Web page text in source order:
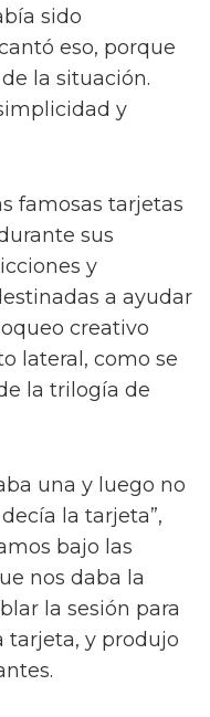
sido
eso, porque
la situación.
y
famosas tarjetas
sus
y
a ayudar
creativo
lateral, como se
la trilogía de
una y luego no
la tarjeta”,
bajo las
nos daba la
la sesión para
tarjeta, y produjo